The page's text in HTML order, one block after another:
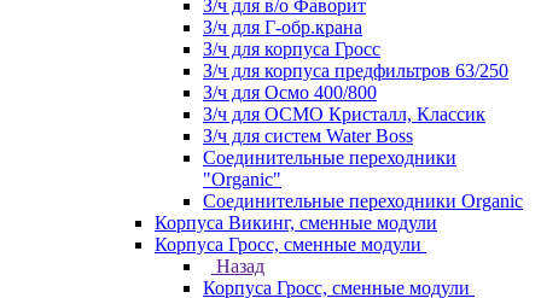
З/ч для в/о Фаворит
З/ч для Г-обр.крана
З/ч для корпуса Гросс
З/ч для корпуса предфильтров 63/250
З/ч для Осмо 400/800
З/ч для ОСМО Кристалл, Классик
З/ч для систем Water Boss
Соединительные переходники
"Organic"
Соединительные переходники Organic
Корпуса Викинг, сменные модули
Корпуса Гросс, сменные модули
Назад
Корпуса Гросс, сменные модули